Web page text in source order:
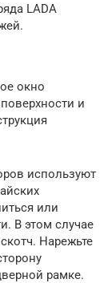
LADA
окно
и
используют
или
В этом случае
Нарежьте
рамке.